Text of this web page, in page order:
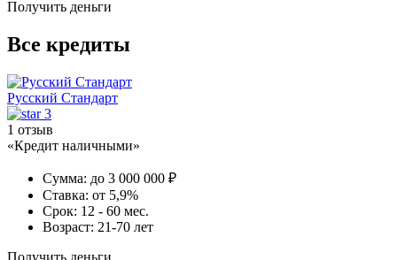
Получить деньги
Все кредиты
Русский Стандарт
3
1 отзыв
«Кредит наличными»
Сумма: до 3 000 000 ₽
Ставка: от 5,9%
Срок: 12 - 60 мес.
Возраст: 21-70 лет